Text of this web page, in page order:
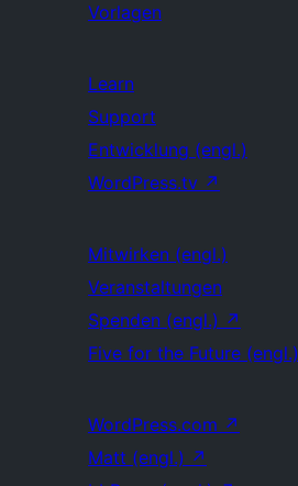
Vorlagen
Learn
Support
Entwicklung (engl.)
WordPress.tv ↗
Mitwirken (engl.)
Veranstaltungen
Spenden (engl.) ↗
Five for the Future (engl.)
WordPress.com ↗
Matt (engl.) ↗